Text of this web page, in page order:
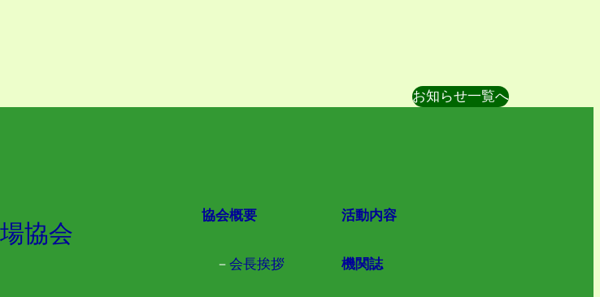
お知らせ一覧へ
協会
協会概要
－会長挨拶
活動内容
機関誌